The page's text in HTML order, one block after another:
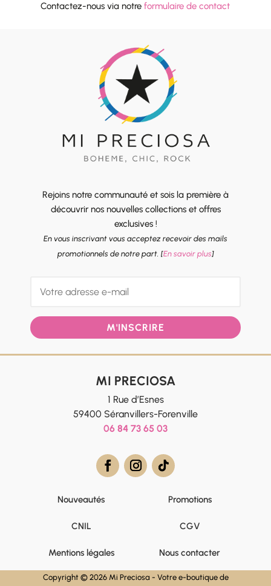
Contactez-nous via notreformulaire de contact
Rejoins notre communauté et sois la première à
découvrir nos nouvelles collections et offres
exclusives !
En vous inscrivant vous acceptez recevoir des mails
promotionnels de notre part. [En savoir plus]
M'INSCRIRE
MI PRECIOSA
1 Rue d’Esnes
59400 Séranvillers-Forenville
06 84 73 65 03
Nouveautés Promotions
CNIL CGV
Mentions légales Nous contacter
Copyright © 2026 Mi Preciosa - Votre e-boutique de